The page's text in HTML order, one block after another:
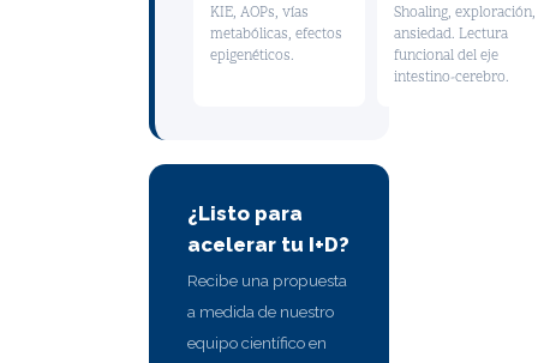
KIE, AOPs, vías
metabólicas, efectos
epigenéticos.
Shoaling, exploración,
ansiedad. Lectura
funcional del eje
intestino-cerebro.
¿Listo para
acelerar tu I+D?
Recibe una propuesta
a medida de nuestro
equipo científico en